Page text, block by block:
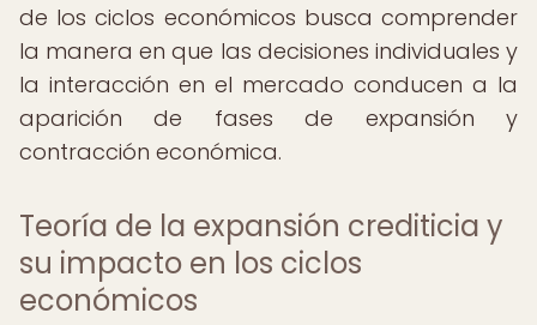
de los ciclos económicos busca comprender
la manera en que las decisiones individuales y
la interacción en el mercado conducen a la
aparición de fases de expansión y
contracción económica.
Teoría de la expansión crediticia y
su impacto en los ciclos
económicos